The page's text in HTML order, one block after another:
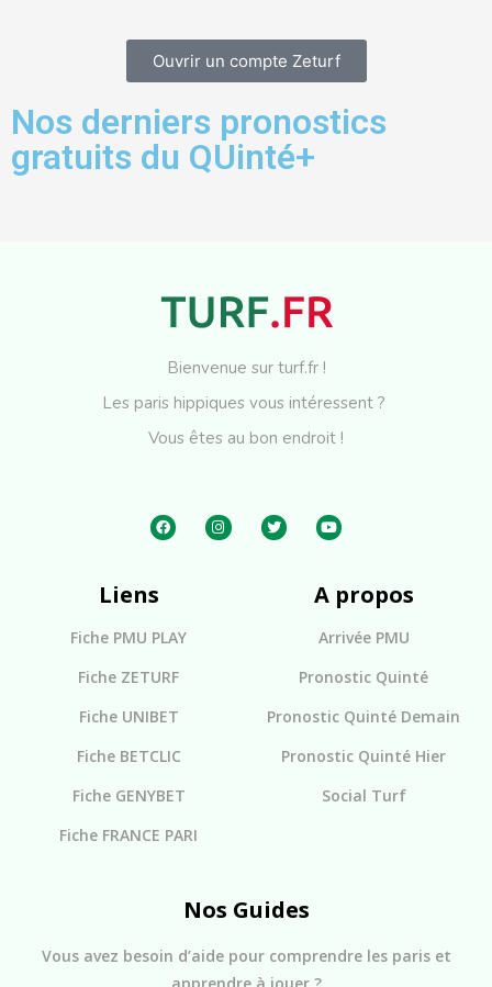
Ouvrir un compte Zeturf
Nos derniers pronostics
gratuits du QUinté+
Bienvenue sur turf.fr !
Les paris hippiques vous intéressent ?
Vous êtes au bon endroit !
Liens
Fiche PMU PLAY
Fiche ZETURF
Fiche UNIBET
Fiche BETCLIC
Fiche GENYBET
Fiche FRANCE PARI
A propos
Arrivée PMU
Pronostic Quinté
Pronostic Quinté Demain
Pronostic Quinté Hier
Social Turf
Nos Guides
Vous avez besoin d’aide pour comprendre les paris et